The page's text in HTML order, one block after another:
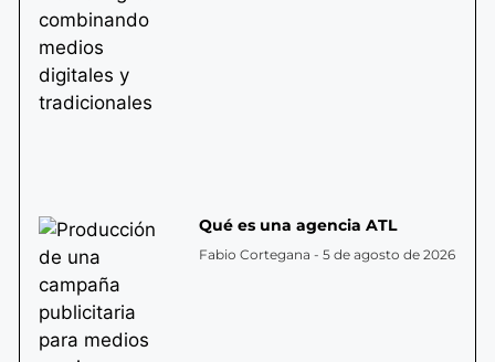
Qué es una agencia ATL
Fabio Cortegana 5 de agosto de 2026